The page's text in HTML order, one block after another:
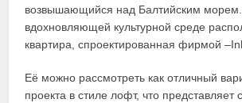
возвышающийся над Балтийским морем.
вдохновляющей культурной среде
квартира, спроектированная фирмой
Её можно рассмотреть как отличный
проекта в стиле лофт, что представляет